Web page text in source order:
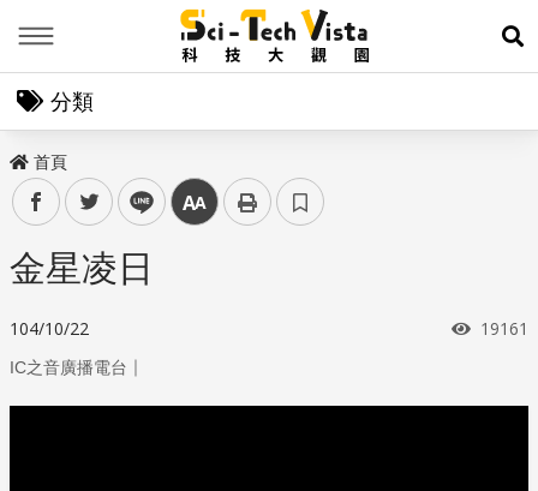
展
分類
首頁
facebooktwitter line 中
金星凌日
104/10/22 瀏覽次
19161
IC之音廣播電台 ｜